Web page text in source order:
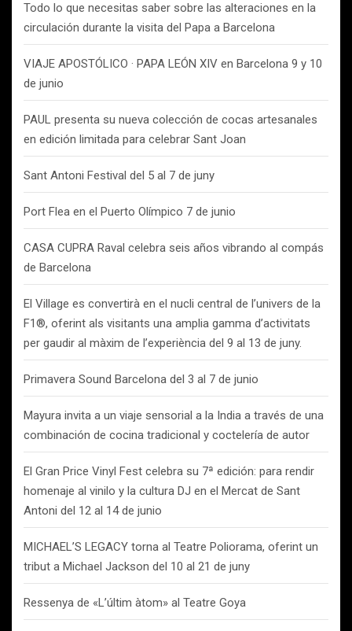
Todo lo que necesitas saber sobre las alteraciones en la
circulación durante la visita del Papa a Barcelona
VIAJE APOSTÓLICO · PAPA LEÓN XIV en Barcelona 9 y 10
de junio
PAUL presenta su nueva colección de cocas artesanales
en edición limitada para celebrar Sant Joan
Sant Antoni Festival del 5 al 7 de juny
Port Flea en el Puerto Olímpico 7 de junio
CASA CUPRA Raval celebra seis años vibrando al compás
de Barcelona
El Village es convertirà en el nucli central de l’univers de la
F1®, oferint als visitants una amplia gamma d’activitats
per gaudir al màxim de l’experiència del 9 al 13 de juny.
Primavera Sound Barcelona del 3 al 7 de junio
Mayura invita a un viaje sensorial a la India a través de una
combinación de cocina tradicional y coctelería de autor
El Gran Price Vinyl Fest celebra su 7ª edición: para rendir
homenaje al vinilo y la cultura DJ en el Mercat de Sant
Antoni del 12 al 14 de junio
MICHAEL’S LEGACY torna al Teatre Poliorama, oferint un
tribut a Michael Jackson del 10 al 21 de juny
Ressenya de «L’últim àtom» al Teatre Goya